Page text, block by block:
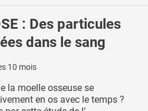
: Des particules
dans le sang
10 mois
la moelle osseuse se
en os avec le temps ?